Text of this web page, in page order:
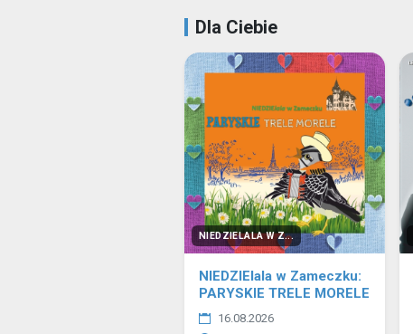
Dla Ciebie
NIEDZIELALA W Z...
NIEDZIElala w Zameczku:
PARYSKIE TRELE MORELE
16.08.2026